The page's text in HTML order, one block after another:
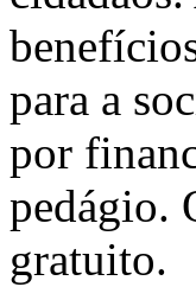
para a
por
pedágio.
gratuito.